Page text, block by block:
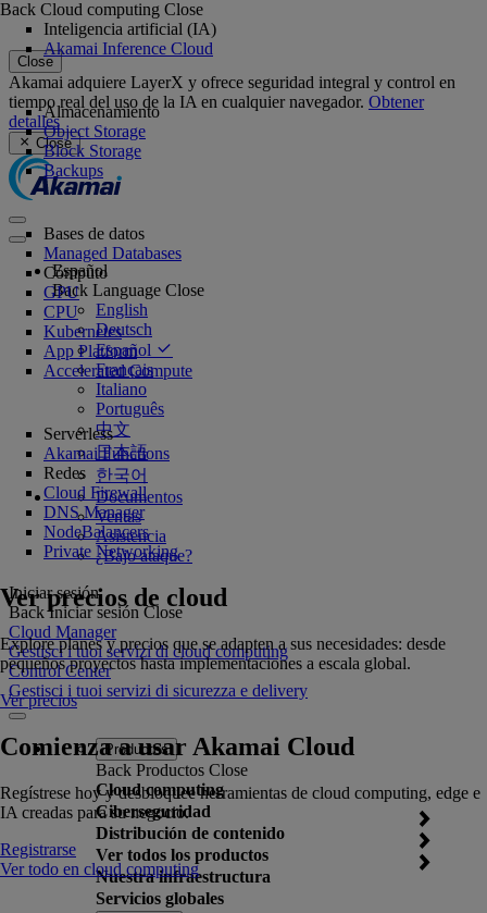
Close
Akamai adquiere LayerX y ofrece seguridad integral y control en
tiempo real del uso de la IA en cualquier navegador. Obtener
detalles
Close
Español
Back Language Close
English
Deutsch
Español
Français
Italiano
Português
中文
日本語
한국어
Documentos
Ventas
Asistencia
¿Bajo ataque?
Iniciar sesión
Back Iniciar sesión Close
Cloud Manager
Gestisci i tuoi servizi di cloud computing
Control Center
Gestisci i tuoi servizi di sicurezza e delivery
Productos
Back Productos Close
Cloud computing
Ciberseguridad
Distribución de contenido
Ver todos los productos
Nuestra infraestructura
Servicios globales
Back Cloud computing Close
Inteligencia artificial (IA)
Akamai Inference Cloud
Almacenamiento
Object Storage
Block Storage
Backups
Bases de datos
Managed Databases
Cómputo
GPU
CPU
Kubernetes
App Platform
Accelerated Compute
Serverless
Akamai Functions
Redes
Cloud Firewall
DNS Manager
NodeBalancers
Private Networking
Ver precios de cloud
Explore planes y precios que se adapten a sus necesidades: desde
pequeños proyectos hasta implementaciones a escala global.
Ver precios
Comienza a usar Akamai Cloud
Regístrese hoy y desbloquee herramientas de cloud computing, edge e
IA creadas para su negocio.
Registrarse
Ver todo en cloud computing